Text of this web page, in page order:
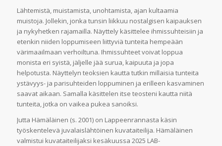
Lähtemistä, muistamista, unohtamista, ajan kultaamia
muistoja. Jollekin, jonka tunsin liikkuu nostalgisen kaipauksen
ja nykyhetken rajamailla. Näyttely käsittelee ihmissuhteisiin ja
etenkin niiden loppumiseen liittyviä tunteita hempeään
värimaailmaan verhoiltuna. Ihmissuhteet voivat loppua
monista eri syistä, jäljelle jää surua, kaipuuta ja jopa
helpotusta. Näyttelyn teoksien kautta tutkin millaisia tunteita
ystävyys- ja parisuhteiden loppuminen ja erilleen kasvaminen
saavat aikaan. Samalla käsittelen itse teosteni kautta niitä
tunteita, jotka on vaikea pukea sanoiksi.
Jutta Hämäläinen (s. 2001) on Lappeenrannasta käsin
työskentelevä juvalaislähtöinen kuvataiteilija. Hämäläinen
valmistui kuvataiteilijaksi kesäkuussa 2025 LAB-